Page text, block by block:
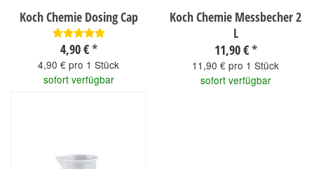
Koch Chemie Dosing Cap
4,90 €*
4,90 € pro 1 Stück
sofort verfügbar
Koch Chemie Messbecher 2
L
11,90 €*
11,90 € pro 1 Stück
sofort verfügbar